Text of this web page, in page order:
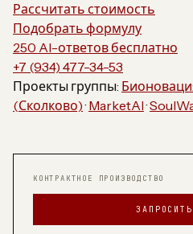
Рассчитать стоимость
Подобрать формулу
250 AI-ответов бесплатно
+7 (934) 477-34-53
Проекты группы:
(Сколково)· MarketAI·
КОНТРАКТНОЕ ПРОИЗВОДСТВО